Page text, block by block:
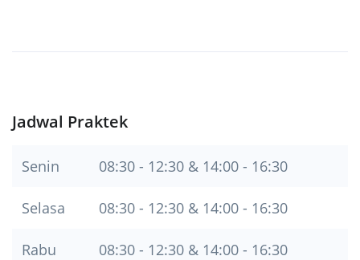
Jadwal Praktek
Senin 08:30 - 12:30 & 14:00 - 16:30
Selasa 08:30 - 12:30 & 14:00 - 16:30
Rabu 08:30 - 12:30 & 14:00 - 16:30